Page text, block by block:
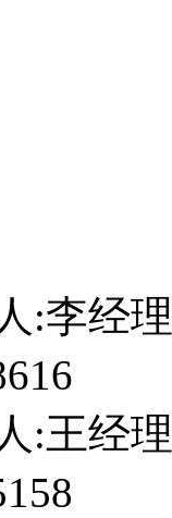
:李经理
:王经理